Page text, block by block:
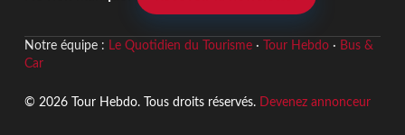
Notre équipe : Le Quotidien du Tourisme· Tour Hebdo· Bus &
Car
© 2026 Tour Hebdo. Tous droits réservés. Devenez annonceur